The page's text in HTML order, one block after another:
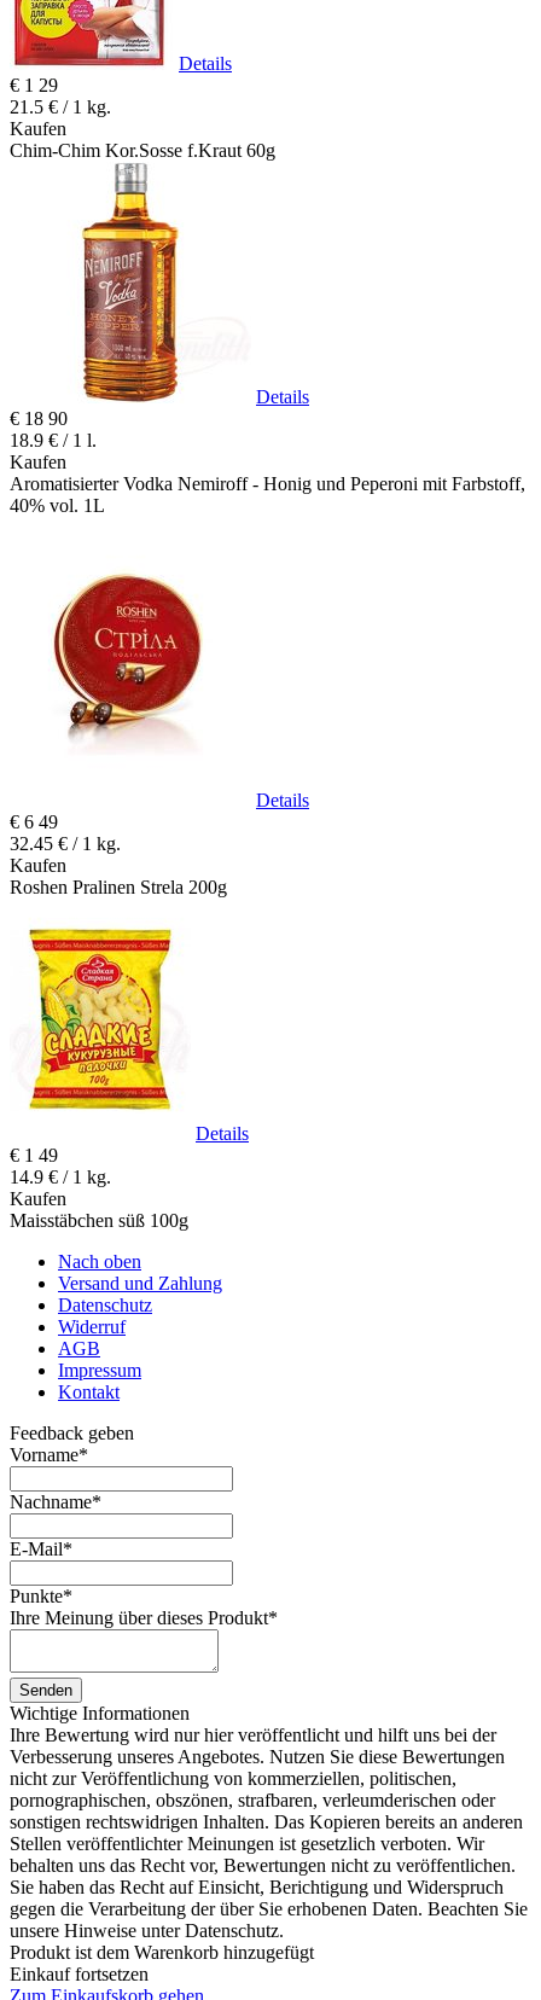
Details
€ 1 29
21.5 € / 1 kg.
Kaufen
Chim-Chim Kor.Sosse f.Kraut 60g
Details
€ 18 90
18.9 € / 1 l.
Kaufen
Aromatisierter Vodka Nemiroff - Honig und Peperoni mit Farbstoff,
40% vol. 1L
Details
€ 6 49
32.45 € / 1 kg.
Kaufen
Roshen Pralinen Strela 200g
Details
€ 1 49
14.9 € / 1 kg.
Kaufen
Maisstäbchen süß 100g
Nach oben
Versand und Zahlung
Datenschutz
Widerruf
AGB
Impressum
Kontakt
Feedback geben
Vorname*
Nachname*
E-Mail*
Punkte*
Ihre Meinung über dieses Produkt*
Senden
Wichtige Informationen
Ihre Bewertung wird nur hier veröffentlicht und hilft uns bei der
Verbesserung unseres Angebotes. Nutzen Sie diese Bewertungen
nicht zur Veröffentlichung von kommerziellen, politischen,
pornographischen, obszönen, strafbaren, verleumderischen oder
sonstigen rechtswidrigen Inhalten. Das Kopieren bereits an anderen
Stellen veröffentlichter Meinungen ist gesetzlich verboten. Wir
behalten uns das Recht vor, Bewertungen nicht zu veröffentlichen.
Sie haben das Recht auf Einsicht, Berichtigung und Widerspruch
gegen die Verarbeitung der über Sie erhobenen Daten. Beachten Sie
unsere Hinweise unter Datenschutz.
Produkt ist dem Warenkorb hinzugefügt
Einkauf fortsetzen